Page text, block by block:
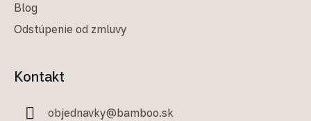
Blog
Odstúpenie od zmluvy
Kontakt
objednavky@bamboo.sk